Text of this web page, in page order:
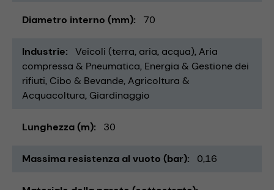
Diametro interno (mm) 70
Industrie Veicoli (terra, aria, acqua) Aria
compressa & Pneumatica Energia & Gestione dei
rifiuti Cibo & Bevande Agricoltura &
Acquacoltura Giardinaggio
Lunghezza (m) 30
Massima resistenza al vuoto (bar) 0,16